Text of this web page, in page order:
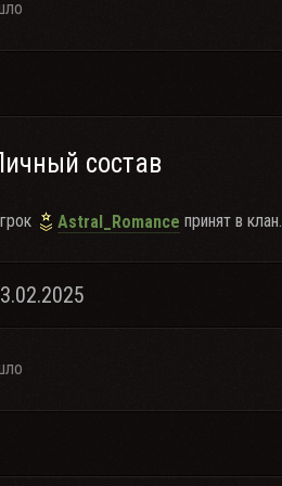
состав
Astral_Romance принят в клан.